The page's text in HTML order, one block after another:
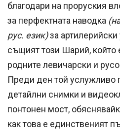
благодари на проруския
за перфектната наводка
рус. език)за артилерийски
същият този Шарий, който
родните левичарски и
Преди ден той услужливо
детайлни снимки и
понтонен мост,
как това е единственият